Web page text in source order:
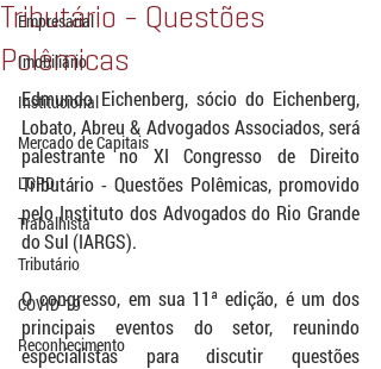
Empresarial
Imobiliário
Institucional
Mercado de Capitais
LGPD
Trabalhista
Tributário
COVID-19
Reconhecimento
Tributário - Questões
Polêmicas
Edmundo Eichenberg, sócio do Eichenberg,
Lobato, Abreu & Advogados Associados, será
palestrante no XI Congresso de Direito
Tributário - Questões Polêmicas, promovido
pelo Instituto dos Advogados do Rio Grande
do Sul (IARGS).
O congresso, em sua 11ª edição, é um dos
principais eventos do setor, reunindo
especialistas para discutir questões